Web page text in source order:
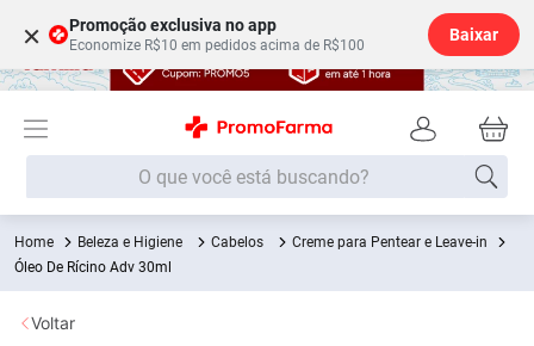
× Promoção exclusiva no app
Economize R$10 em pedidos acima de R$100
Baixar
O que você está buscando?
Beleza e Higiene Cabelos
Creme para Pentear e Leave-in
Óleo De Rícino Adv 30ml
Voltar
Termos mais buscados
1º Fralda
2